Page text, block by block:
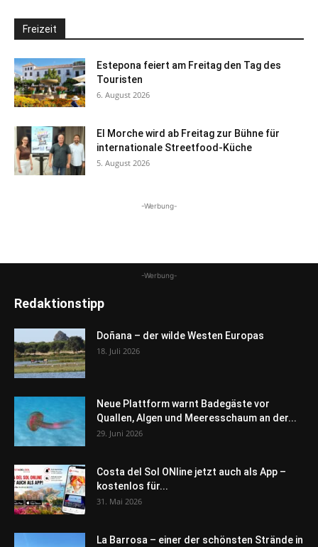
Freizeit
Estepona feiert am Freitag den Tag des
Touristen
6. August 2026
El Morche wird ab Freitag zur Bühne für
internationale Streetfood-Küche
5. August 2026
-Werbung-
-Werbung-
Redaktionstipp
Doñana – der wilde Westen Europas
18. Juli 2026
Neue Plattform warnt Badegäste vor
Quallen, Algen und Meeresschaum an der...
29. Juni 2026
Costa del Sol ONline jetzt auch als App –
kostenlos für...
31. Mai 2026
La Barrosa – einer der schönsten Strände in